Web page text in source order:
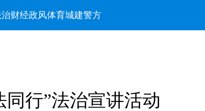
财经政风体育城建警方
行”法治宣讲活动